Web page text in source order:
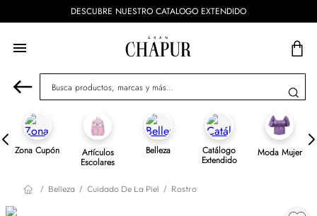
DESCUBRE NUESTRO CATALOGO EXTENDIDO
Busca productos, marcas y más...
Zona Cupón Artículos
Escolares
Belleza Catálogo
Extendido
Moda Mujer
Belleza Cuidado De La Piel Rostro